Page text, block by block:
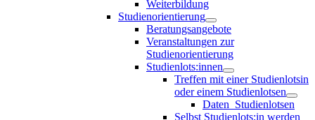
Weiterbildung
Studienorientierung
Beratungsangebote
Veranstaltungen zur
Studienorientierung
Studienlots:innen
Treffen mit einer Studienlotsin
oder einem Studienlotsen
Daten_Studienlotsen
Selbst Studienlots:in werden